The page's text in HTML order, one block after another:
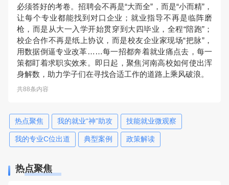
必须答好的考卷。招聘会不再是“大而全”，而是“小而精”，
让每个专业都能找到对口企业；就业指导不再是临阵磨
枪，而是从大一入学开始贯穿到大四毕业，全程“陪跑”；
校企合作不再是纸上协议，而是校友企业家现场“把脉”，
用数据倒逼专业改革……每一招都奔着就业痛点去，每一
策都盯着求职实效来。即日起，聚焦河南高校如何使出浑
身解数，助力学子们在寻找合适工作的道路上乘风破浪。
共88条内容
热点聚焦 我的就业“神”助攻 技能就业微观察
我的专业C位出道 典型案例 政策解读
热点聚焦